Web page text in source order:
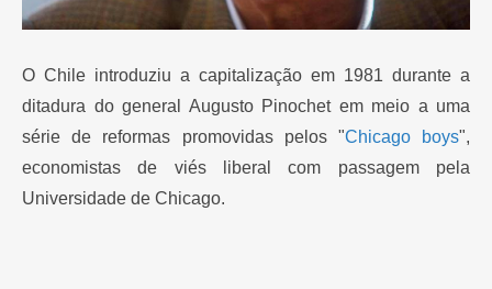
O Chile introduziu a capitalização em 1981 durante a
ditadura do general Augusto Pinochet em meio a uma
série de reformas promovidas pelos "Chicago boys",
economistas de viés liberal com passagem pela
Universidade de Chicago.